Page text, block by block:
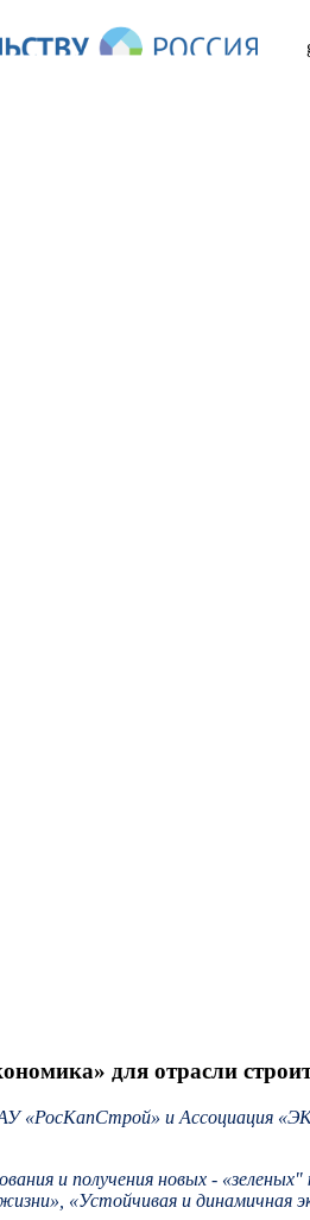
для отрасли
«РосКапСтрой» и Ассоциация
и получения новых -
«Устойчивая и динамичная